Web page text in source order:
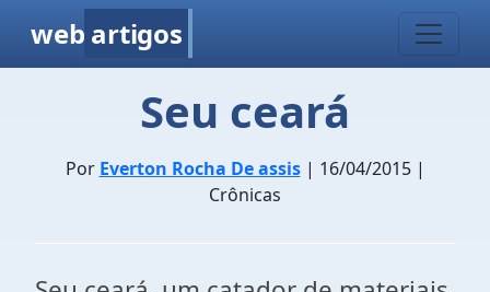
web artigos
Seu ceará
Por Everton Rocha De assis| 16/04/2015 |
Crônicas